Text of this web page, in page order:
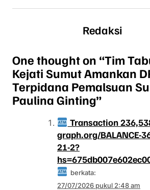
Redaksi
One thought on “Tim
Kejati Sumut Amankan
Terpidana Pemalsuan
Paulina Ginting”
Transaction
graph.org/BALANCE-
21-2?
berkata:
27/07/2026 pukul 2:48 am